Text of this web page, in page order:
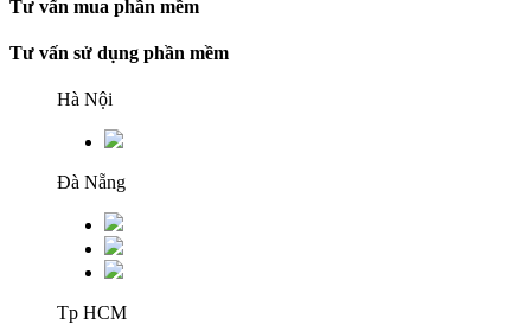
Tư vấn mua phần mềm
Tư vấn sử dụng phần mềm
Hà Nội
Đà Nẵng
Tp HCM